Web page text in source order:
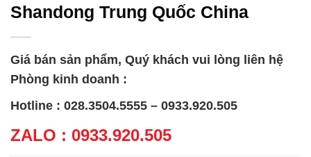
Shandong Trung Quốc China
Giá bán sản phẩm, Quý khách vui lòng liên hệ
Phòng kinh doanh :
Hotline : 028.3504.5555 – 0933.920.505
ZALO : 0933.920.505